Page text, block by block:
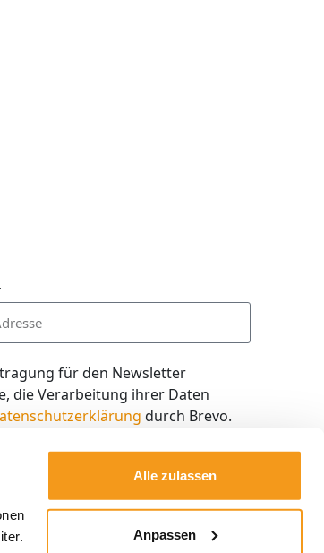
Alle zulassen
Anpassen
für den Newsletter
die Verarbeitung ihrer Daten
durch Brevo.
mit dem Link im Newsletter
Kostenlos abonnieren